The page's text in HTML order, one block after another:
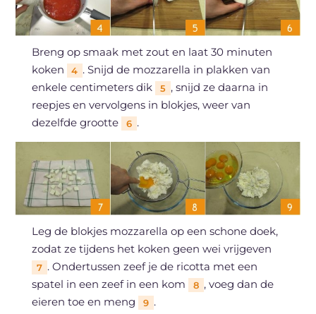
Breng op smaak met zout en laat 30 minuten
koken
4 . Snijd de mozzarella in plakken van
enkele centimeters dik
5 , snijd ze daarna in
reepjes en vervolgens in blokjes, weer van
dezelfde grootte
6 .
Leg de blokjes mozzarella op een schone doek,
zodat ze tijdens het koken geen wei vrijgeven
7 . Ondertussen zeef je de ricotta met een
spatel in een zeef in een kom
8 , voeg dan de
eieren toe en meng
9 .